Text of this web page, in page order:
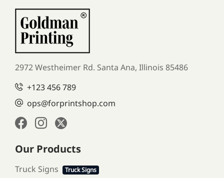
2972 Westheimer Rd. Santa Ana, Illinois 85486
+123 456 789
ops@forprintshop.com
Our Products
Truck Signs Truck Signs